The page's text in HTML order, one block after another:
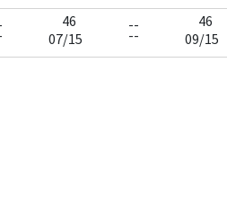
46
07/15
--
--
46
09/15